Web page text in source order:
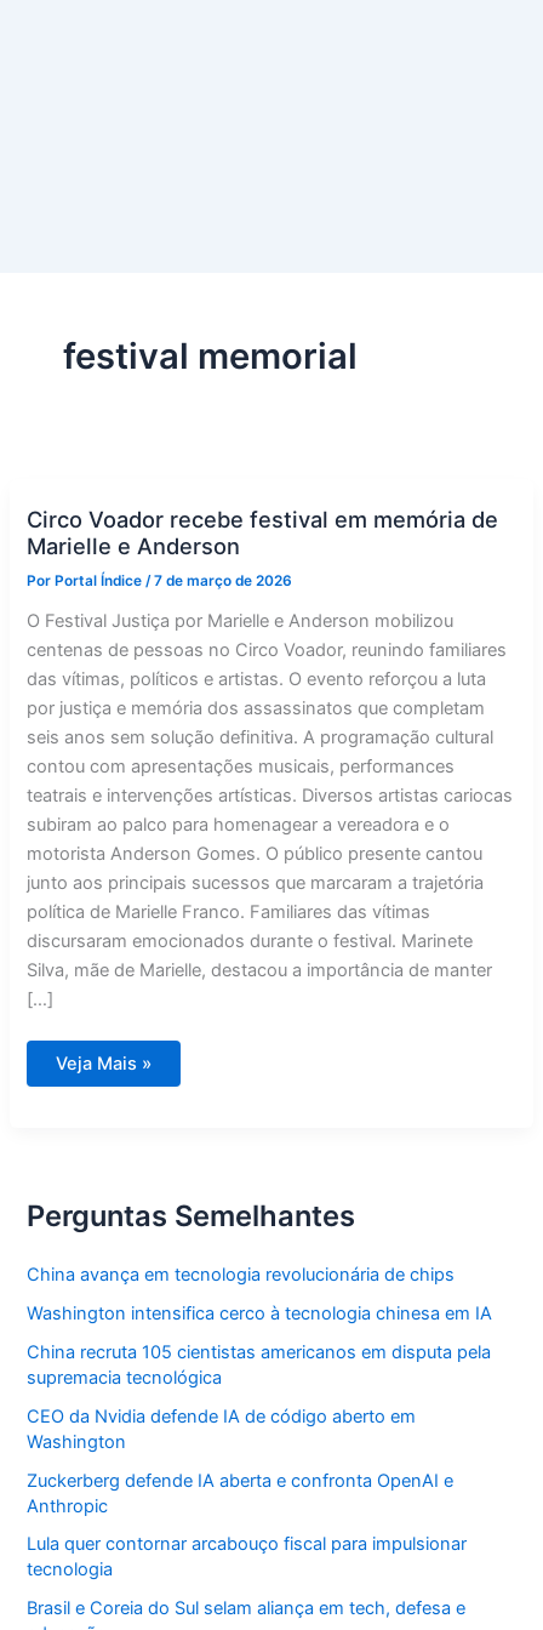
festival memorial
Circo Voador recebe festival em memória de
Marielle e Anderson
Por Portal Índice/7 de março de 2026
O Festival Justiça por Marielle e Anderson mobilizou
centenas de pessoas no Circo Voador, reunindo familiares
das vítimas, políticos e artistas. O evento reforçou a luta
por justiça e memória dos assassinatos que completam
seis anos sem solução definitiva. A programação cultural
contou com apresentações musicais, performances
teatrais e intervenções artísticas. Diversos artistas cariocas
subiram ao palco para homenagear a vereadora e o
motorista Anderson Gomes. O público presente cantou
junto aos principais sucessos que marcaram a trajetória
política de Marielle Franco. Familiares das vítimas
discursaram emocionados durante o festival. Marinete
Silva, mãe de Marielle, destacou a importância de manter
[…]
Circo
Voador
Anderson
Veja Mais »
Perguntas Semelhantes
China avança em tecnologia revolucionária de chips
Washington intensifica cerco à tecnologia chinesa em IA
China recruta 105 cientistas americanos em disputa pela
supremacia tecnológica
CEO da Nvidia defende IA de código aberto em
Washington
Zuckerberg defende IA aberta e confronta OpenAI e
Anthropic
Lula quer contornar arcabouço fiscal para impulsionar
tecnologia
Brasil e Coreia do Sul selam aliança em tech, defesa e